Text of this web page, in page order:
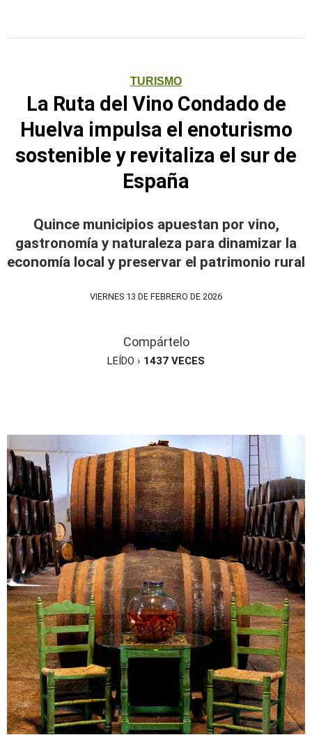
TURISMO
La Ruta del Vino Condado de
Huelva impulsa el enoturismo
sostenible y revitaliza el sur de
España
Quince municipios apuestan por vino,
gastronomía y naturaleza para dinamizar la
economía local y preservar el patrimonio rural
VIERNES 13 DE FEBRERO DE 2026
Compártelo
LEÍDO › 1437 VECES